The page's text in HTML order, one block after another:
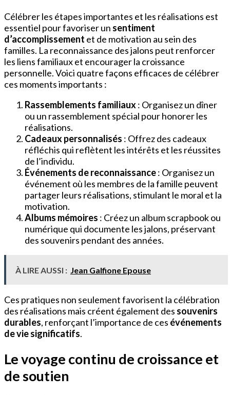
Célébrer les étapes importantes et les réalisations est
essentiel pour favoriser un sentiment
d’accomplissement et de motivation au sein des
familles. La reconnaissance des jalons peut renforcer
les liens familiaux et encourager la croissance
personnelle. Voici quatre façons efficaces de célébrer
ces moments importants :
Rassemblements familiaux: Organisez un dîner
ou un rassemblement spécial pour honorer les
réalisations.
Cadeaux personnalisés : Offrez des cadeaux
réfléchis qui reflètent les intérêts et les réussites
de l’individu.
Événements de reconnaissance: Organisez un
événement où les membres de la famille peuvent
partager leurs réalisations, stimulant le moral et la
motivation.
Albums mémoires : Créez un album scrapbook ou
numérique qui documente les jalons, préservant
des souvenirs pendant des années.
À LIRE AUSSI : Jean Galfione Epouse
Ces pratiques non seulement favorisent la célébration
des réalisations mais créent également des souvenirs
durables, renforçant l’importance de ces événements
de vie significatifs.
Le voyage continu de croissance et
de soutien